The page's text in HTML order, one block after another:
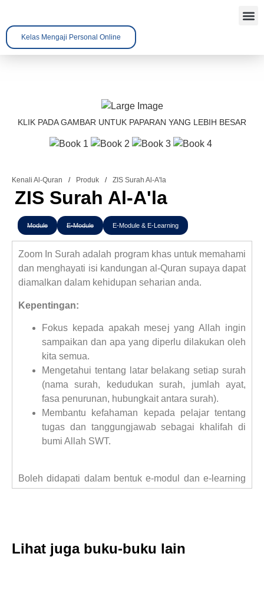
Kelas Mengaji Personal Online
KLIK PADA GAMBAR UNTUK PAPARAN YANG LEBIH BESAR
Kenali Al-Quran / Produk / ZIS Surah Al-A'la
ZIS Surah Al-A'la
Module E-Module E-Module & E-Learning
Zoom In Surah adalah program khas untuk memahami
dan menghayati isi kandungan al-Quran supaya dapat
diamalkan dalam kehidupan seharian anda.
Kepentingan:
Fokus kepada apakah mesej yang Allah ingin
sampaikan dan apa yang diperlu dilakukan oleh
kita semua.
Mengetahui tentang latar belakang setiap surah
(nama surah, kedudukan surah, jumlah ayat,
fasa penurunan, hubungkait antara surah).
Membantu kefahaman kepada pelajar tentang
tugas dan tanggungjawab sebagai khalifah di
bumi Allah SWT.
Boleh didapati dalam bentuk e-modul dan e-learning
Lihat juga buku-buku lain